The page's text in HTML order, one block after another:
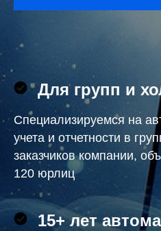
Для групп и
Специализируемся на
учета и отчетности в
заказчиков компании,
120 юрлиц
15+ лет